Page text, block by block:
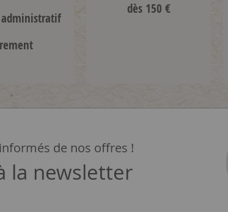
dès 150 €
de nos offres !
la newsletter